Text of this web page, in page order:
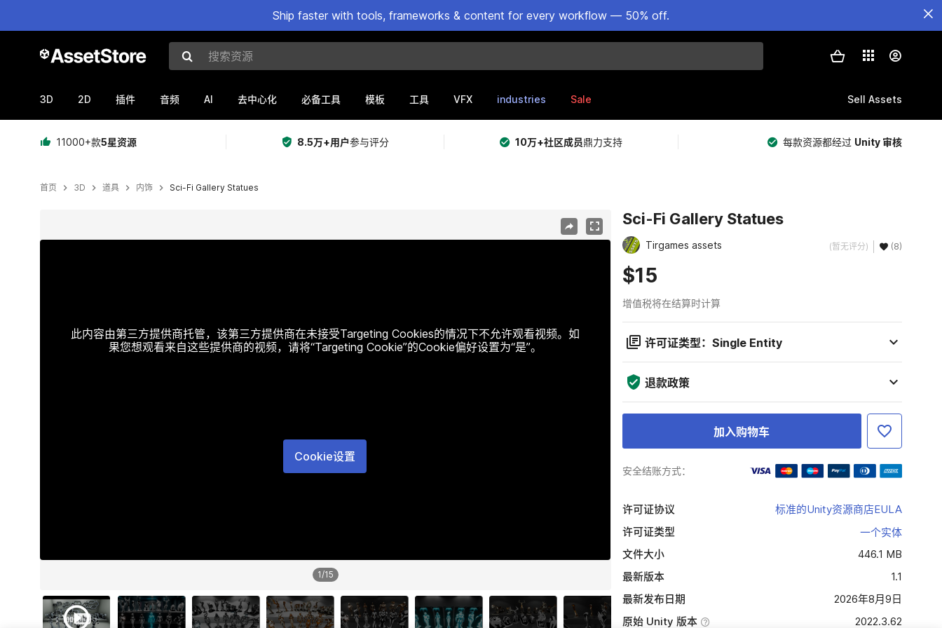
Ship faster with tools, frameworks & content for every workflow — 50% off.
搜索资源
3D 2D 插件 音频 AI 去中心化 必备工具 模板 工具 VFX industries Sale Sell Assets
11000+款5星资源 8.5万+用户参与评分 10万+社区成员鼎力支持 每款资源都经过 Unity 审核
首页 3D 道具 内饰 Sci-Fi Gallery Statues
此内容由第三方提供商托管，该第三方提供商在未接受Targeting Cookies的情况下不允许观看视频。如
果您想观看来自这些提供商的视频，请将“Targeting Cookie”的Cookie偏好设置为“是”。
Cookie设置
1/15
Sci-Fi Gallery Statues
Tirgames assets (暂无评分) (8)
$15
增值税将在结算时计算
许可证类型：Single Entity
退款政策
加入购物车
安全结账方式：
许可证协议
标准的Unity资源商店EULA
许可证类型
一个实体
文件大小
446.1 MB
最新版本
1.1
最新发布日期
2026年8月9日
原始 Unity 版本
2022.3.62